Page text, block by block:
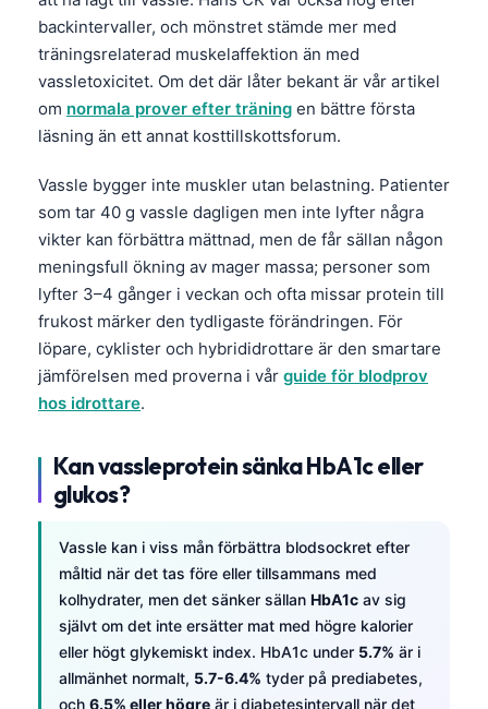
backintervaller, och mönstret stämde mer med
träningsrelaterad muskelaffektion än med
vassletoxicitet. Om det där låter bekant är vår artikel
om normala prover efter träning en bättre första
läsning än ett annat kosttillskottsforum.
Vassle bygger inte muskler utan belastning. Patienter
som tar 40 g vassle dagligen men inte lyfter några
vikter kan förbättra mättnad, men de får sällan någon
meningsfull ökning av mager massa; personer som
lyfter 3–4 gånger i veckan och ofta missar protein till
frukost märker den tydligaste förändringen. För
löpare, cyklister och hybrididrottare är den smartare
jämförelsen med proverna i vår guide för blodprov
hos idrottare.
Kan vassleprotein sänka HbA1c eller
glukos?
Vassle kan i viss mån förbättra blodsockret efter
måltid när det tas före eller tillsammans med
kolhydrater, men det sänker sällan HbA1c av sig
självt om det inte ersätter mat med högre kalorier
eller högt glykemiskt index. HbA1c under 5.7% är i
allmänhet normalt, 5.7-6.4% tyder på prediabetes,
och 6.5% eller högre är i diabetesintervall när det